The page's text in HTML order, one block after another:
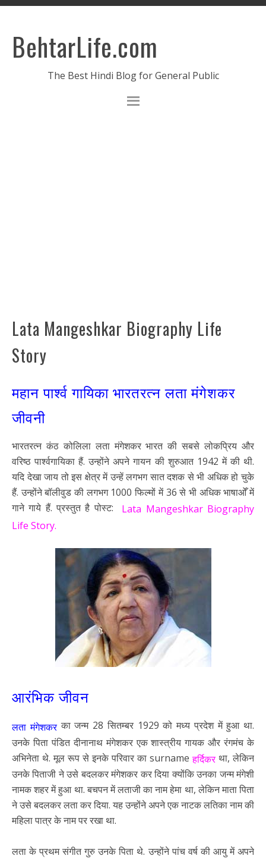
BehtarLife.com
The Best Hindi Blog for General Public
Lata Mangeshkar Biography Life
Story
महान पार्श्व गायिका भारतरत्न लता मंगेशकर
जीवनी
भारतरत्न कंठ कोलिला लता मंगेशकर भारत की सबसे लोकप्रिय और
वरिष्ठ पार्श्वगायिका हैं. उन्होंने अपने गायन की शुरुआत 1942 में की थी.
यदि देखा जाय तो इस क्षेत्र में उन्हें लगभग सात दशक से भी अधिक हो चुके
हैं. उन्होंने बॉलीवुड की लगभग 1000 फिल्मों में 36 से भी अधिक भाषाओँ में
गाने गाये हैं. प्रस्तुत है पोस्ट: Lata Mangeshkar Biography
Life Story.
आरंभिक जीवन
लता मंगेशकरका जन्म 28 सितम्बर 1929 को मध्य प्रदेश में हुआ था.
उनके पिता पंडित दीनानाथ मंगेशकर एक शास्त्रीय गायक और रंगमंच के
अभिनेता थे. मूल रूप से इनके परिवार का surname हर्दिकरथा, लेकिन
उनके पिताजी ने उसे बदलकर मंगेशकर कर दिया क्योंकि उनका जन्म मंगेशी
नामक शहर में हुआ था. बचपन में लताजी का नाम हेमा था, लेकिन माता पिता
ने उसे बदलकर लता कर दिया. यह उन्होंने अपने एक नाटक लतिका नाम की
महिला पात्र के नाम पर रखा था.
लता के प्रथम संगीत गुरु उनके पिता थे. उन्होंने पांच वर्ष की आयु में अपने